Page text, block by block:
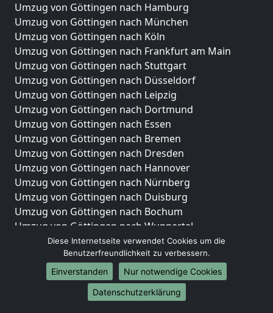
Umzug von Göttingen nach Hamburg
Umzug von Göttingen nach München
Umzug von Göttingen nach Köln
Umzug von Göttingen nach Frankfurt am Main
Umzug von Göttingen nach Stuttgart
Umzug von Göttingen nach Düsseldorf
Umzug von Göttingen nach Leipzig
Umzug von Göttingen nach Dortmund
Umzug von Göttingen nach Essen
Umzug von Göttingen nach Bremen
Umzug von Göttingen nach Dresden
Umzug von Göttingen nach Hannover
Umzug von Göttingen nach Nürnberg
Umzug von Göttingen nach Duisburg
Umzug von Göttingen nach Bochum
Umzug von Göttingen nach Wuppertal
Umzug von Göttingen nach Bielefeld
Umzug von Göttingen nach Bonn
Umzug von Göttingen nach Münster
Internationale-Umzüge
Diese Internetseite verwendet Cookies um die
Benutzerfreundlichkeit zu verbessern.
Einverstanden
Nur notwendige Cookies
Datenschutzerklärung